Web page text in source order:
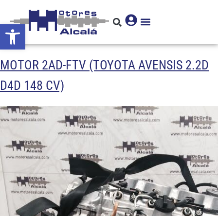
Abrir barra de herramientas
MOTOR 2AD-FTV (TOYOTA AVENSIS 2.2D
D4D 148 CV)